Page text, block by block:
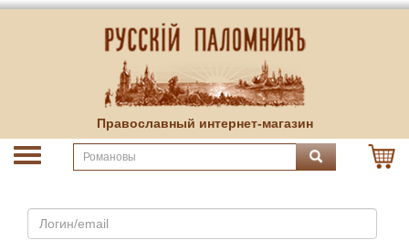
Православный интернет-магазин
Email